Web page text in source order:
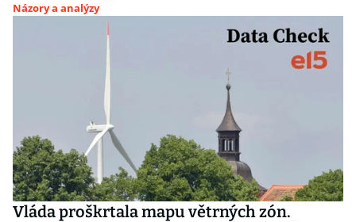
Názory a analýzy
Vláda proškrtala mapu větrných zón.